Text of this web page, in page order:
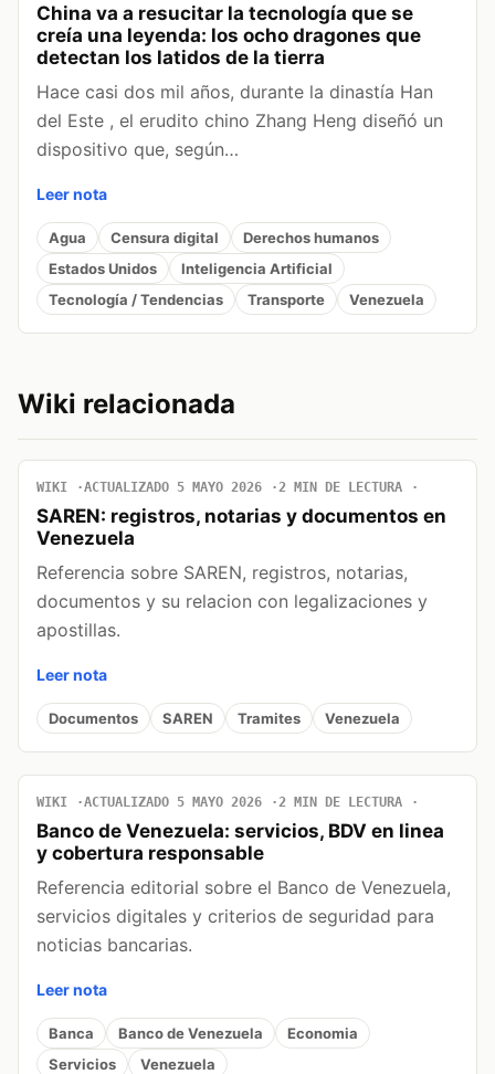
China va a resucitar la tecnología que se
creía una leyenda: los ocho dragones que
detectan los latidos de la tierra
Hace casi dos mil años, durante la dinastía Han
del Este , el erudito chino Zhang Heng diseñó un
dispositivo que, según…
Leer nota
Agua Censura digital
Derechos humanos
Estados Unidos
Inteligencia Artificial
Tecnología / Tendencias
Transporte Venezuela
Wiki relacionada
WIKI ACTUALIZADO 5 MAYO 2026 2 MIN DE LECTURA
SAREN: registros, notarias y documentos en
Venezuela
Referencia sobre SAREN, registros, notarias,
documentos y su relacion con legalizaciones y
apostillas.
Leer nota
Documentos SAREN Tramites Venezuela
WIKI ACTUALIZADO 5 MAYO 2026 2 MIN DE LECTURA
Banco de Venezuela: servicios, BDV en linea
y cobertura responsable
Referencia editorial sobre el Banco de Venezuela,
servicios digitales y criterios de seguridad para
noticias bancarias.
Leer nota
Banca Banco de Venezuela
Economia
Servicios
Venezuela